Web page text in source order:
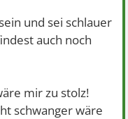
und sei schlauer
auch noch
mir zu stolz!
schwanger wäre